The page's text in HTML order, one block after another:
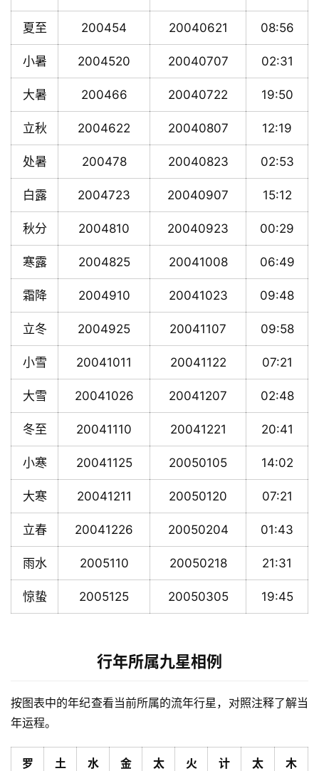
夏至 200454 20040621 08:56
小暑 2004520 20040707 02:31
大暑 200466 20040722 19:50
立秋 2004622 20040807 12:19
处暑 200478 20040823 02:53
白露 2004723 20040907 15:12
秋分 2004810 20040923 00:29
寒露 2004825 20041008 06:49
霜降 2004910 20041023 09:48
立冬 2004925 20041107 09:58
小雪 20041011 20041122 07:21
大雪 20041026 20041207 02:48
冬至 20041110 20041221 20:41
小寒 20041125 20050105 14:02
大寒 20041211 20050120 07:21
立春 20041226 20050204 01:43
雨水 2005110 20050218 21:31
惊蛰 2005125 20050305 19:45
行年所属九星相例
按图表中的年纪查看当前所属的流年行星，对照注释了解当
年运程。
罗
土
水
金
太
火
计
太
木